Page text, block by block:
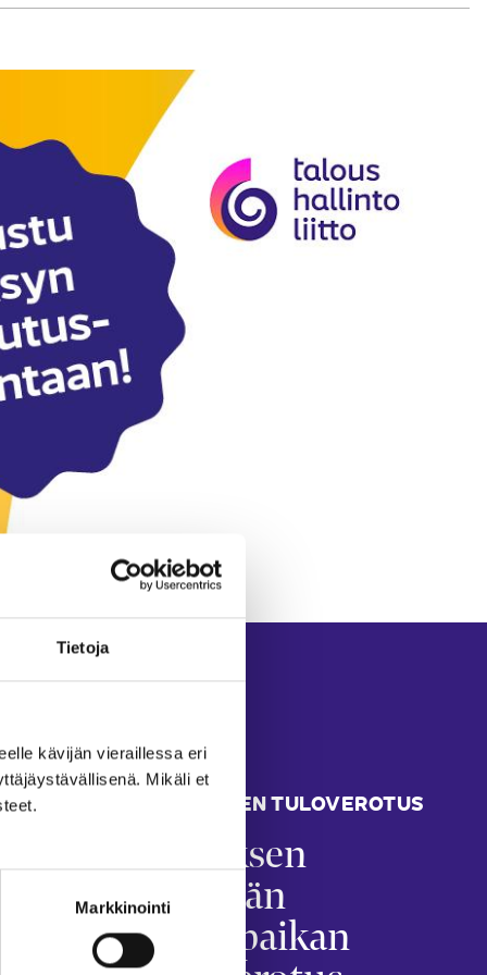
Tietoja
kävijän vieraillessa eri
Mikäli et
Markkinointi
ja
YRITYKSEN TULOVEROTUS
Yrityksen
kiinteän
toimipaikan